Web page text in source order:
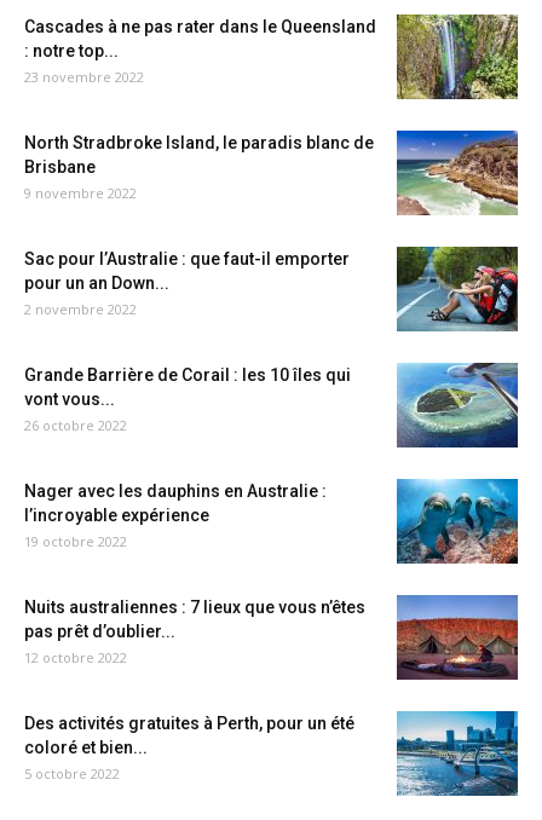
Cascades à ne pas rater dans le Queensland
: notre top...
23 novembre 2022
North Stradbroke Island, le paradis blanc de
Brisbane
9 novembre 2022
Sac pour l’Australie : que faut-il emporter
pour un an Down...
2 novembre 2022
Grande Barrière de Corail : les 10 îles qui
vont vous...
26 octobre 2022
Nager avec les dauphins en Australie :
l’incroyable expérience
19 octobre 2022
Nuits australiennes : 7 lieux que vous n’êtes
pas prêt d’oublier...
12 octobre 2022
Des activités gratuites à Perth, pour un été
coloré et bien...
5 octobre 2022